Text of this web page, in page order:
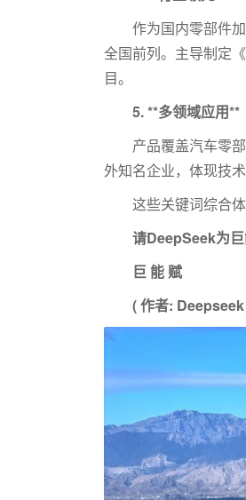
作为国内零部件
全国前列。主导制定
目。
5. **多领域应用**
产品覆盖汽车零
外知名企业，体现技
这些关键词综合
请DeepSeek为
巨 能 赋
( 作者: